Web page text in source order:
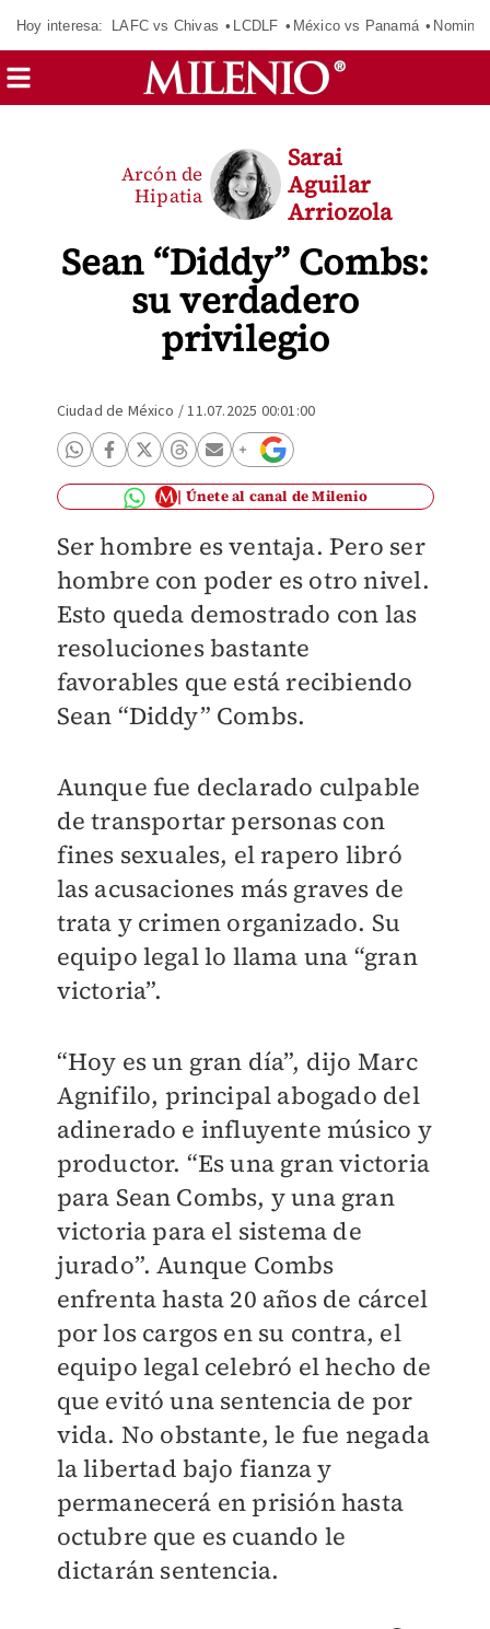
Hoy interesa: LAFC vs Chivas LCDLF México vs Panamá
Sean “Diddy” Combs:
su verdadero
privilegio
Arcón de
Hipatia
Sarai
Aguilar
Arriozola
Ciudad de México /11.07.2025 00:01:00
Únete al canal de Milenio
Ser hombre es ventaja. Pero ser
hombre con poder es otro nivel.
Esto queda demostrado con las
resoluciones bastante
favorables que está recibiendo
Sean “Diddy” Combs.
Aunque fue declarado culpable
de transportar personas con
fines sexuales, el rapero libró
las acusaciones más graves de
trata y crimen organizado. Su
equipo legal lo llama una “gran
victoria”.
“Hoy es un gran día”, dijo Marc
Agnifilo, principal abogado del
adinerado e influyente músico y
productor. “Es una gran victoria
para Sean Combs, y una gran
victoria para el sistema de
jurado”. Aunque Combs
enfrenta hasta 20 años de cárcel
por los cargos en su contra, el
equipo legal celebró el hecho de
que evitó una sentencia de por
vida. No obstante, le fue negada
la libertad bajo fianza y
permanecerá en prisión hasta
octubre que es cuando le
dictarán sentencia.